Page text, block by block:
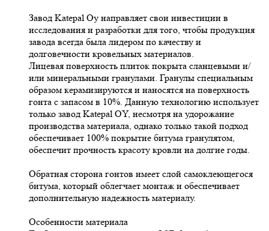
Завод Katepal Oy направляет свои инвестиции в
исследования и разработки для того, чтобы продукция
завода всегда была лидером по качеству и
долговечности кровельных материалов.
Лицевая поверхность плиток покрыта сланцевыми и/
или минеральными гранулами. Гранулы специальным
образом керамизируются и наносятся на поверхность
гонта с запасом в 10%. Данную технологию использует
только завод Katepal OY, несмотря на удорожание
производства материала, однако только такой подход
обеспечивает 100% покрытие битума гранулятом,
обеспечит прочность красоту кровли на долгие годы.
Обратная сторона гонтов имеет слой самоклеющегося
битума, который облегчает монтаж и обеспечивает
дополнительную надежность материалу.
Особенности материала